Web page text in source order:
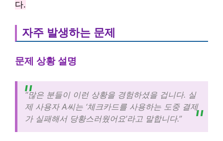
다.
자주 발생하는 문제
문제 상황 설명
“많은 분들이 이런 상황을 경험하셨을 겁니다. 실
제 사용자 A씨는 ‘체크카드를 사용하는 도중 결제
가 실패해서 당황스러웠어요’라고 말합니다.”